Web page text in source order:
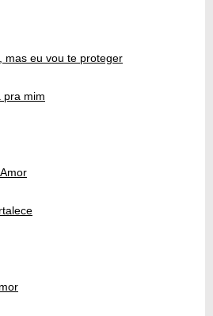
mas eu vou te proteger
pra mim